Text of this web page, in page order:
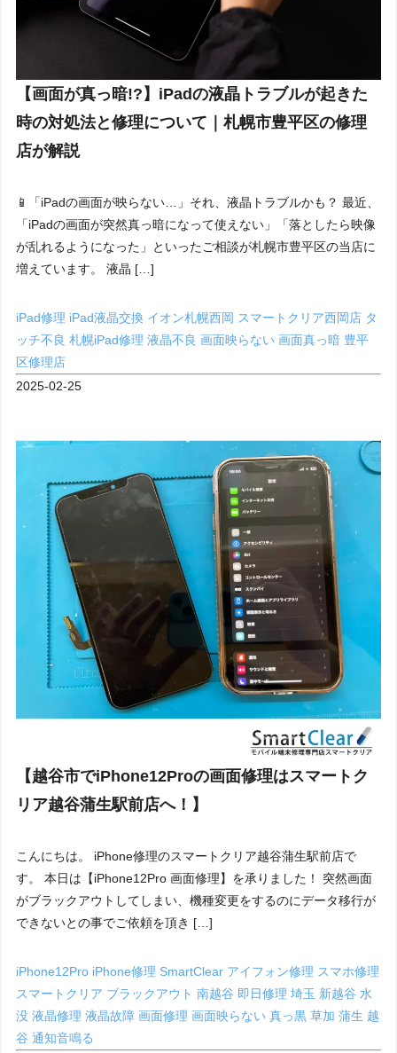
【画面が真っ暗!?】iPadの液晶トラブルが起きた
時の対処法と修理について｜札幌市豊平区の修理
店が解説
📱「iPadの画面が映らない…」それ、液晶トラブルかも？ 最近、
「iPadの画面が突然真っ暗になって使えない」「落としたら映像
が乱れるようになった」といったご相談が札幌市豊平区の当店に
増えています。 液晶 […]
iPad修理 iPad液晶交換 イオン札幌西岡 スマートクリア西岡店 タ
ッチ不良札幌iPad修理液晶不良画面映らない画面真っ暗 豊平
区修理店
2025-02-25
【越谷市でiPhone12Proの画面修理はスマートク
リア越谷蒲生駅前店へ！】
こんにちは。 iPhone修理のスマートクリア越谷蒲生駅前店で
す。 本日は【iPhone12Pro 画面修理】を承りました！ 突然画面
がブラックアウトしてしまい、機種変更をするのにデータ移行が
できないとの事でご依頼を頂き […]
iPhone12Pro iPhone修理 SmartClear アイフォン修理 スマホ修理
スマートクリア ブラックアウト南越谷 即日修理埼玉 新越谷 水
没液晶修理液晶故障画面修理画面映らない真っ黒草加蒲生 越
谷通知音鳴る